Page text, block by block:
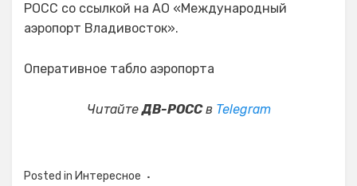
РОСС со ссылкой на АО «Международный
аэропорт Владивосток».
Оперативное табло аэропорта
ЧитайтеДВ-РОССв Telegram
Posted in Интересное